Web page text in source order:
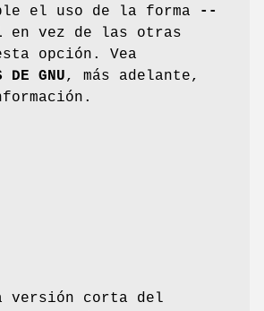
el uso de la forma
--
en vez de las otras
opción. Vea
DE GNU, más adelante,
versión corta del